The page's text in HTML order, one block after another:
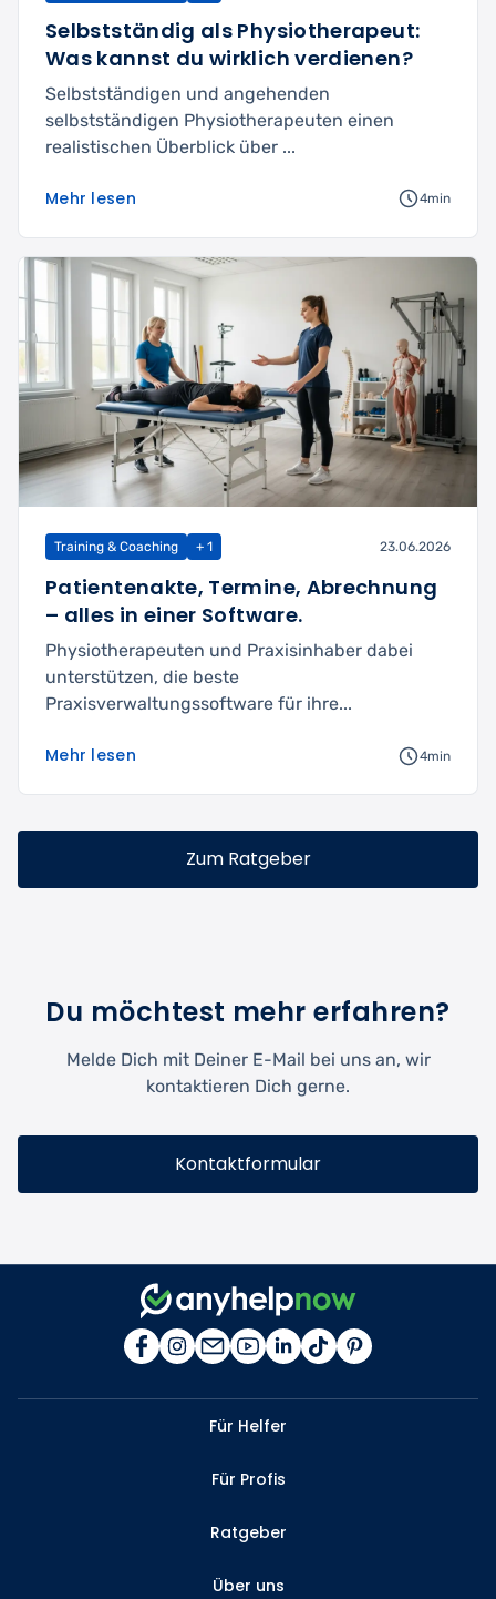
Selbstständig als Physiotherapeut:
Was kannst du wirklich verdienen?
Selbstständigen und angehenden
selbstständigen Physiotherapeuten einen
realistischen Überblick über ...
Mehr lesen 4min
Training & Coaching + 1 23.06.2026
Patientenakte, Termine, Abrechnung
– alles in einer Software.
Physiotherapeuten und Praxisinhaber dabei
unterstützen, die beste
Praxisverwaltungssoftware für ihre...
Mehr lesen 4min
Zum Ratgeber
Du möchtest mehr erfahren?
Melde Dich mit Deiner E-Mail bei uns an, wir
kontaktieren Dich gerne.
Kontaktformular
Für Helfer
Für Profis
Ratgeber
Über uns